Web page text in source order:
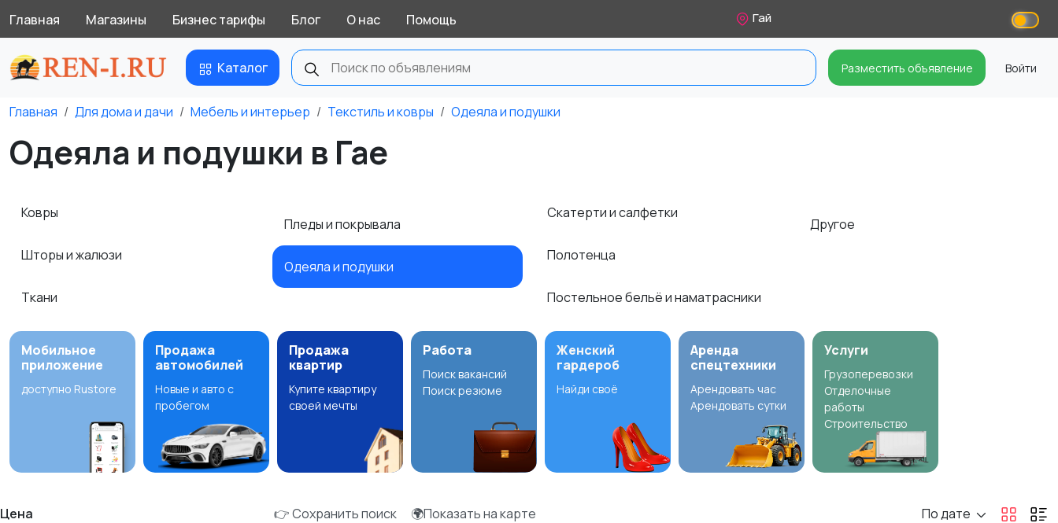
Главная Магазины Бизнес тарифы Блог О нас Помощь Гай
Каталог Разместить объявление Войти
Главная Для дома и дачи Мебель и интерьер Текстиль и ковры Одеяла и подушки
Одеяла и подушки в Гае
Ковры
Шторы и жалюзи
Ткани
Пледы и покрывала
Одеяла и подушки
Скатерти и салфетки
Полотенца
Постельное бельё и наматрасники
Другое
Мобильное
приложение
доступно Rustore
Продажа
автомобилей
Новые и авто с
пробегом
Продажа
квартир
Купите квартиру
своей мечты
Работа
Поиск вакансий
Поиск резюме
Женский
гардероб
Найди своё
Аренда
спецтехники
Арендовать час
Арендовать сутки
Услуги
Грузоперевозки
Отделочные
работы
Строительство
Цена 👉 Сохранить поиск 🌍Показать на карте По дате